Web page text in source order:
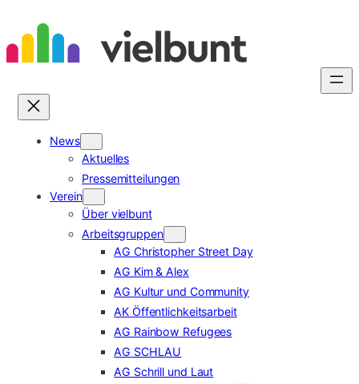
Inhalt
springen
News
Aktuelles
Pressemitteilungen
Verein
Über vielbunt
Arbeitsgruppen
AG Christopher Street Day
AG Kim & Alex
AG Kultur und Community
AK Öffentlichkeitsarbeit
AG Rainbow Refugees
AG SCHLAU
AG Schrill und Laut